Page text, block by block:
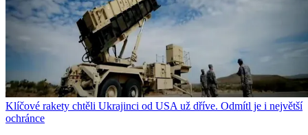
Klíčové rakety chtěli Ukrajinci od USA už dříve. Odmítl je i největší
ochránce